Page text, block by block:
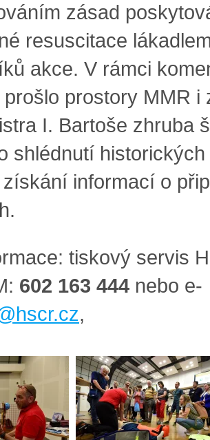
zásad
resuscitace
akce. V rámci
prostory MMR i
I. Bartoše zhruba
shlédnutí
informací o
: tiskový servis
602 163 444 nebo e-
,